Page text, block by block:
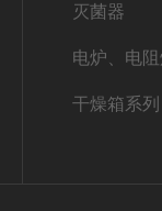
灭菌器
电炉、电
干燥箱系列